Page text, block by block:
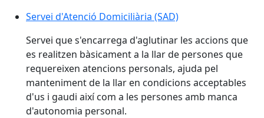
Servei d'Atenció Domiciliària (SAD)
Servei que s'encarrega d'aglutinar les accions que
es realitzen bàsicament a la llar de persones que
requereixen atencions personals, ajuda pel
manteniment de la llar en condicions acceptables
d'us i gaudi així com a les persones amb manca
d'autonomia personal.